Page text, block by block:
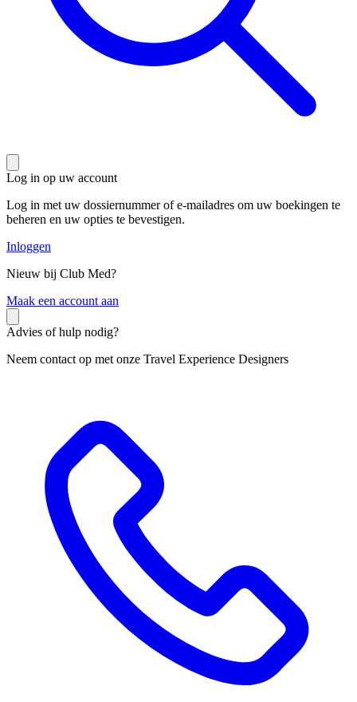
Log in op uw account
Log in met uw dossiernummer of e-mailadres om uw boekingen te
beheren en uw opties te bevestigen.
Inloggen
Nieuw bij Club Med?
Maak een account aan
Advies of hulp nodig?
Neem contact op met onze Travel Experience Designers